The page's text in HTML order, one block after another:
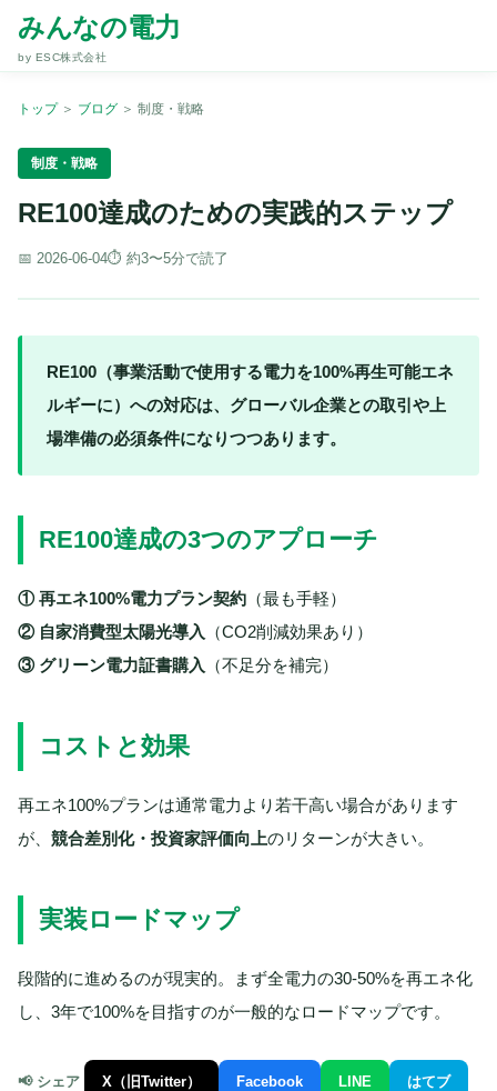
みんなの電力
by ESC株式会社
トップ＞ ブログ ＞ 制度・戦略
制度・戦略
RE100達成のための実践的ステップ
📅 2026-06-04⏱ 約3〜5分で読了
RE100（事業活動で使用する電力を100%再生可能エネ
ルギーに）への対応は、グローバル企業との取引や上
場準備の必須条件になりつつあります。
RE100達成の3つのアプローチ
① 再エネ100%電力プラン契約 （最も手軽）
② 自家消費型太陽光導入
（CO2削減効果あり）
③ グリーン電力証書購入
（不足分を補完）
コストと効果
再エネ100%プランは通常電力より若干高い場合があります
が、 競合差別化・投資家評価向上のリターンが大きい。
実装ロードマップ
段階的に進めるのが現実的。まず全電力の30-50%を再エネ化
し、3年で100%を目指すのが一般的なロードマップです。
📢 シェア X（旧Twitter） Facebook LINE
はてブ